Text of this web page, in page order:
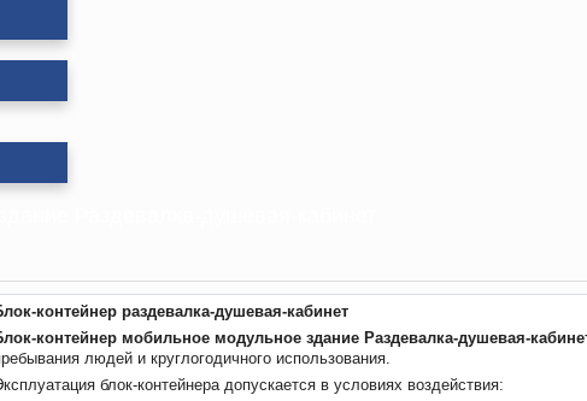
контейнер раздевалка-душевая-кабинет
контейнер мобильное модульное здание Раздевалка-душевая-
людей и круглогодичного использования.
блок-контейнера допускается в условиях воздействия: